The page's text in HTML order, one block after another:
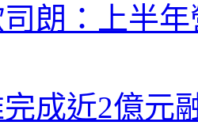
朗：上半
成近2億元